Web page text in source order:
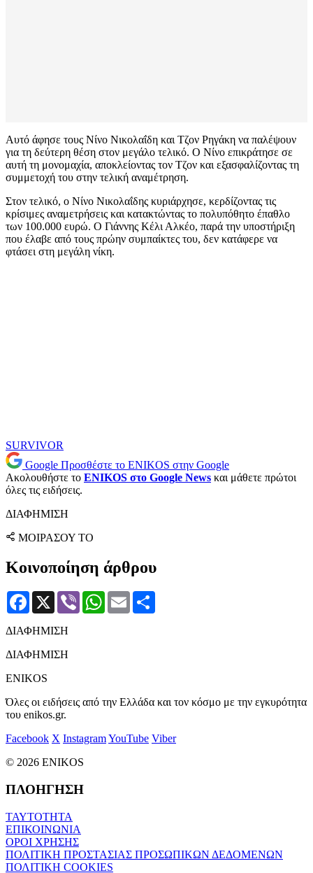
Αυτό άφησε τους Νίνο Νικολαΐδη και Τζον Ρηγάκη να παλέψουν
για τη δεύτερη θέση στον μεγάλο τελικό. Ο Νίνο επικράτησε σε
αυτή τη μονομαχία, αποκλείοντας τον Τζον και εξασφαλίζοντας τη
συμμετοχή του στην τελική αναμέτρηση.
Στον τελικό, ο Νίνο Νικολαΐδης κυριάρχησε, κερδίζοντας τις
κρίσιμες αναμετρήσεις και κατακτώντας το πολυπόθητο έπαθλο
των 100.000 ευρώ. Ο Γιάννης Κέλι Αλκέο, παρά την υποστήριξη
που έλαβε από τους πρώην συμπαίκτες του, δεν κατάφερε να
φτάσει στη μεγάλη νίκη.
SURVIVOR
Google Προσθέστε το ENIKOS στην Google
Ακολουθήστε το ENIKOS στο Google News και μάθετε πρώτοι
όλες τις ειδήσεις.
ΔΙΑΦΗΜΙΣΗ
ΜΟΙΡΑΣΟΥ ΤΟ
Κοινοποίηση άρθρου
Facebook
X Viber WhatsApp
Email
ΔΙΑΦΗΜΙΣΗ
ΔΙΑΦΗΜΙΣΗ
ENIKOS
Όλες οι ειδήσεις από την Ελλάδα και τον κόσμο με την εγκυρότητα
του enikos.gr.
Facebook X InstagramYouTube Viber
© 2026 ENIKOS
ΠΛΟΗΓΗΣΗ
ΤΑΥΤΟΤΗΤΑ
ΕΠΙΚΟΙΝΩΝΙΑ
ΟΡΟΙ ΧΡΗΣΗΣ
ΠΟΛΙΤΙΚΗ ΠΡΟΣΤΑΣΙΑΣ ΠΡΟΣΩΠΙΚΩΝ ΔΕΔΟΜΕΝΩΝ
ΠΟΛΙΤΙΚΗ COOKIES